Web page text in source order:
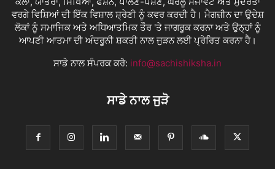
ਵਰਗੇ ਵਿਸ਼ਿਆਂ ਦੀ ਇੱਕ ਵਿਸ਼ਾਲ ਸ਼੍ਰੇਣੀ ਨੂੰ ਕਵਰ ਕਰਦੀ ਹੈ। ਮੈਗਜ਼ੀਨ ਦਾ ਉਦੇਸ਼
ਲੋਕਾਂ ਨੂੰ ਸਮਾਜਿਕ ਅਤੇ ਅਧਿਆਤਮਿਕ ਤੌਰ 'ਤੇ ਜਾਗਰੂਕ ਕਰਨਾ ਅਤੇ ਉਨ੍ਹਾਂ ਨੂੰ
ਆਪਣੀ ਆਤਮਾ ਦੀ ਅੰਦਰੂਨੀ ਸ਼ਕਤੀ ਨਾਲ ਜੁੜਨ ਲਈ ਪ੍ਰੇਰਿਤ ਕਰਨਾ ਹੈ।
ਸਾਡੇ ਨਾਲ ਸੰਪਰਕ ਕਰੋ: info@sachishiksha.in
ਸਾਡੇ ਨਾਲ ਜੁੜੋ